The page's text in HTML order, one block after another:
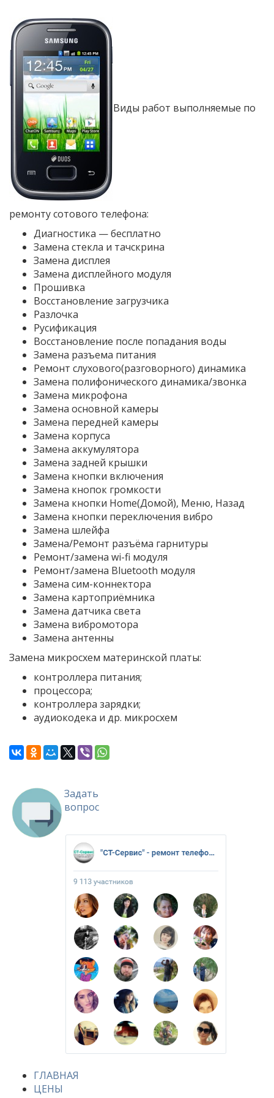
Виды работ выполняемые по
ремонту сотового телефона:
Диагностика — бесплатно
Замена стекла и тачскрина
Замена дисплея
Замена дисплейного модуля
Прошивка
Восстановление загрузчика
Разлочка
Русификация
Восстановление после попадания воды
Замена разъема питания
Ремонт слухового(разговорного) динамика
Замена полифонического динамика/звонка
Замена микрофона
Замена основной камеры
Замена передней камеры
Замена корпуса
Замена аккумулятора
Замена задней крышки
Замена кнопки включения
Замена кнопок громкости
Замена кнопки Home(Домой), Меню, Назад
Замена кнопки переключения вибро
Замена шлейфа
Замена/Ремонт разъёма гарнитуры
Ремонт/замена wi-fi модуля
Ремонт/замена Bluetooth модуля
Замена сим-коннектора
Замена картоприёмника
Замена датчика света
Замена вибромотора
Замена антенны
Замена микросхем материнской платы:
контроллера питания;
процессора;
контроллера зарядки;
аудиокодека и др. микросхем
Задать
вопрос
ГЛАВНАЯ
ЦЕНЫ